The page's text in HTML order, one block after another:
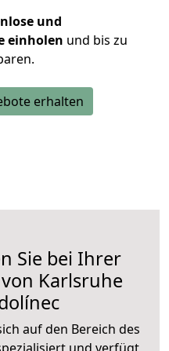
und
einholen und bis zu
erhalten
Sie bei Ihrer
Karlsruhe
auf den Bereich des